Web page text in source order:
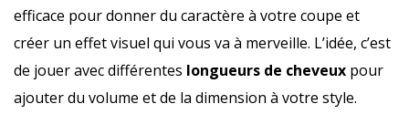
efficace pour donner du caractère à votre coupe et
créer un effet visuel qui vous va à merveille. L’idée, c’est
de jouer avec différentes longueurs de cheveux pour
ajouter du volume et de la dimension à votre style.